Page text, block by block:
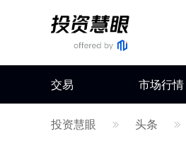
交易 市场行情
投资慧眼 头条